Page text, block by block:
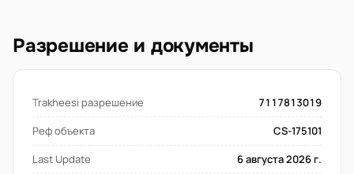
Разрешение и документы
Trakheesi разрешение
7117813019
Реф объекта
CS-175101
Last Update
6 августа 2026 г.